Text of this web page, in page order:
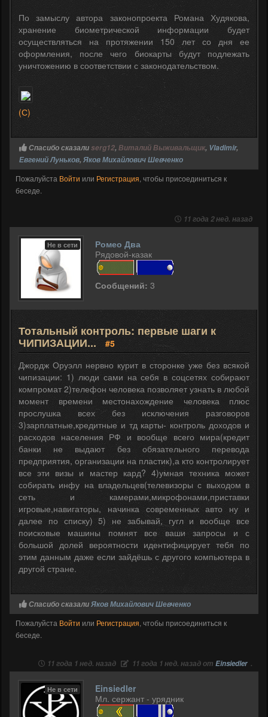
По замыслу автора законопроекта Романа Худякова,
хранение биометрической информации будет
осуществляться на протяжении 150 лет со дня ее
оформления, после чего биокарты будут подлежать
уничтожению в соответствии с законодательством.
(С)
Спасибо сказалиserg12, Виталий Выживальщик, Vladimir,
Евгений Луньков, Яков Михайлович Шевченко
Пожалуйста Войти или Регистрация, чтобы присоединиться к
беседе.
11 года 2 нед. назад
Не в сети
Ромео Два
Рядовой-казак
Сообщений: 3
Тотальный контроль: первые шаги к
ЧИПИЗАЦИИ...
#5
Джордж Оруэлл нервно курит в сторонке уже без всякой
чипизации: 1) люди сами на себя в соцсетях собирают
компромат 2)телефон человека позволяет узнать в любой
момент времени местонахождение человека плюс
прослушка всех без исключения разговоров
3)зарплатные,кредитные и тд карты- контроль доходов и
расходов населения РФ и вообще всего мира(кредит
банки не выдают без обязательного перевода
предприятия, организации на пластик),а кто контролирует
все эти визы и мастер кард? 4)умная техника может
собирать инфу на владельцев(телевизоры с выходом в
сеть и камерами,микрофонами,приставки
игровые,навигаторы, начинка современных авто ну и
далее по списку) 5) не забывай, гугл и вообще все
поисковые машины помнят все ваши запросы и с
большой долей вероятности идентифицирует тебя по
этим данным даже если зайдёшь с другого компьютера в
другой стране.
Спасибо сказалиЯков Михайлович Шевченко
Пожалуйста Войти или Регистрация, чтобы присоединиться к
беседе.
11 года 1 нед. назад 11 года 1 нед. назад от Einsiedler .
Не в сети
Einsiedler
Мл. сержант - урядник